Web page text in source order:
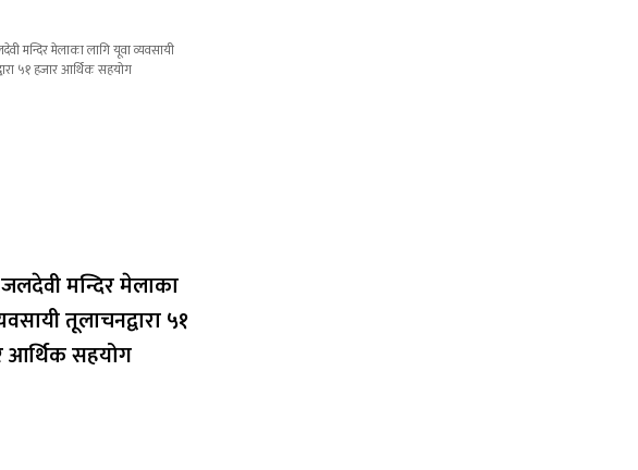
मन्दिर मेलाका
तूलाचनद्वारा ५१
आर्थिक सहयोग